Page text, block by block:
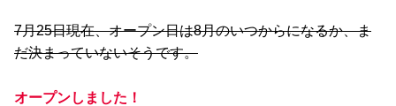
7月25日現在、オープン日は8月のいつからになるか、ま
だ決まっていないそうです。
オープンしました！